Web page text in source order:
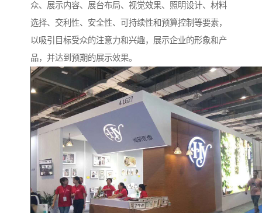
众、展示内容、展台布局、视觉效果、照明设计、材料
选择、交利性、安全性、可持续性和预算控制等要素，
以吸引目标受众的注意力和兴趣，展示企业的形象和产
品，并达到预期的展示效果。